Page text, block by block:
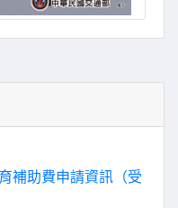
補助費申請資訊（受